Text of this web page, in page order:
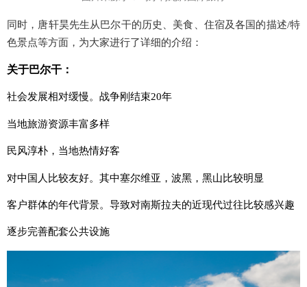
同时， 唐轩昊先生从巴尔干的历史、美食、住宿及各国的描述/特
色景点等方面，为大家进行了详细的介绍：
关于巴尔干：
社会发展相对缓慢。战争刚结束20年
当地旅游资源丰富多样
民风淳朴，当地热情好客
对中国人比较友好。其中塞尔维亚，波黑，黑山比较明显
客户群体的年代背景。导致对南斯拉夫的近现代过往比较感兴趣
逐步完善配套公共设施